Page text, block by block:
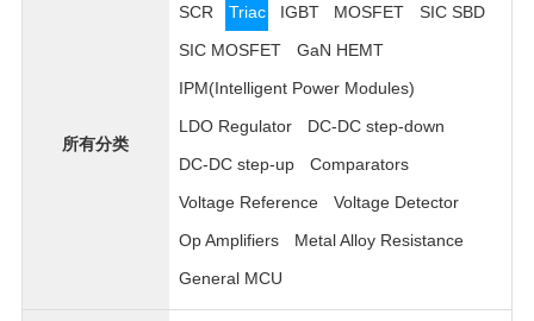
所有分类
SCR Triac IGBT MOSFET
SIC SBD
SIC MOSFET
GaN HEMT
IPM(Intelligent Power Modules)
LDO Regulator
DC-DC step-down
DC-DC step-up
Comparators
Voltage Reference
Voltage Detector
Op Amplifiers
Metal Alloy Resistance
General MCU